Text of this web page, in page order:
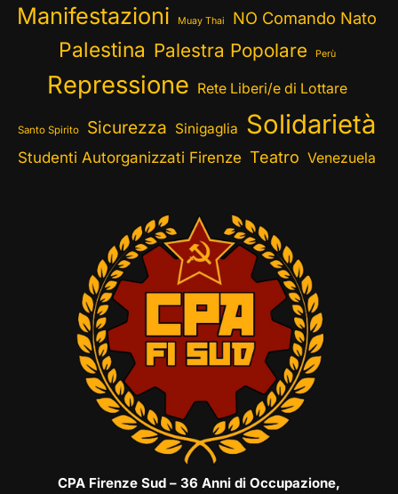
Manifestazioni Muay Thai NO Comando Nato
Palestina Palestra Popolare Perù
Repressione Rete Liberi/e di Lottare
Santo Spirito Sicurezza Sinigaglia Solidarietà
Studenti Autorganizzati Firenze Teatro Venezuela
CPA Firenze Sud – 36 Anni di Occupazione,